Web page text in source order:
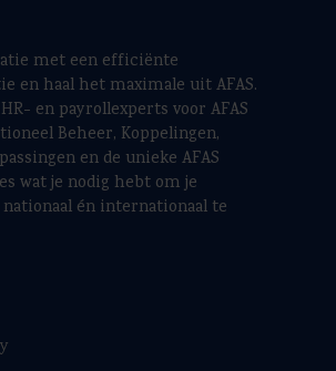
met een efficiënte
en haal het maximale uit AFAS.
en payrollexperts voor AFAS
Beheer, Koppelingen,
en de unieke AFAS
wat je nodig hebt om je
én internationaal te